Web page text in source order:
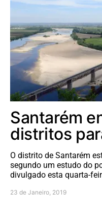
Santarém
distritos
O distrito de Santarém
segundo um estudo do
divulgado esta quarta-
23 de Janeiro, 2019